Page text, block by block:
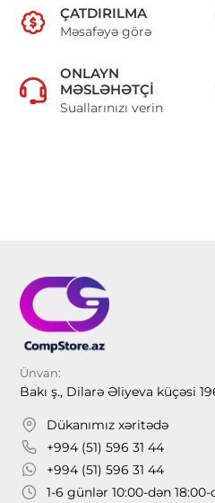
ÇATDIRILMA
Məsafəyə görə
ONLAYN
MƏSLƏHƏTÇI
Suallarınızı verin
Ünvan:
Bakı ş., Dilarə Əliyeva küçəsi
Dükanımız xəritədə
+994 (51) 596 31 44
+994 (51) 596 31 44
1-6 günlər 10:00-dən 18:00-